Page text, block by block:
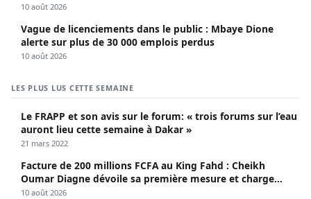
10 août 2026
Vague de licenciements dans le public : Mbaye Dione
alerte sur plus de 30 000 emplois perdus
10 août 2026
LES PLUS LUS CETTE SEMAINE
Le FRAPP et son avis sur le forum: « trois forums sur l’eau
auront lieu cette semaine à Dakar »
21 mars 2022
Facture de 200 millions FCFA au King Fahd : Cheikh
Oumar Diagne dévoile sa première mesure et charge
Diomaye et Cie
10 août 2026